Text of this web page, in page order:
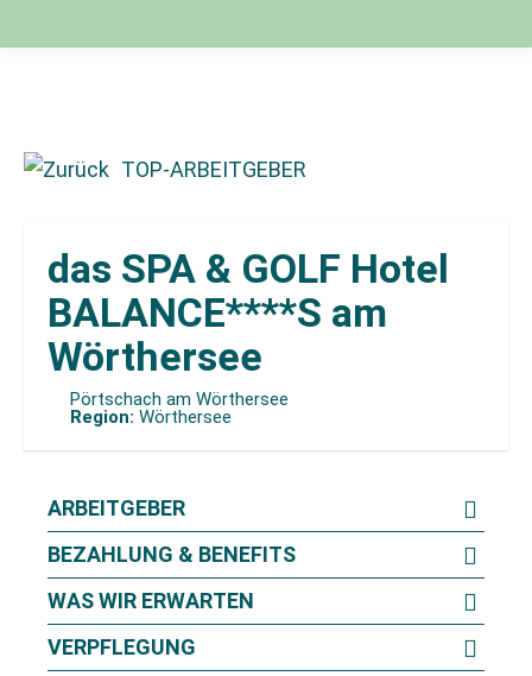
TOP-ARBEITGEBER
das SPA & GOLF Hotel
BALANCE****S am
Wörthersee
Pörtschach am Wörthersee
Region: Wörthersee
ARBEITGEBER
BEZAHLUNG & BENEFITS
WAS WIR ERWARTEN
VERPFLEGUNG